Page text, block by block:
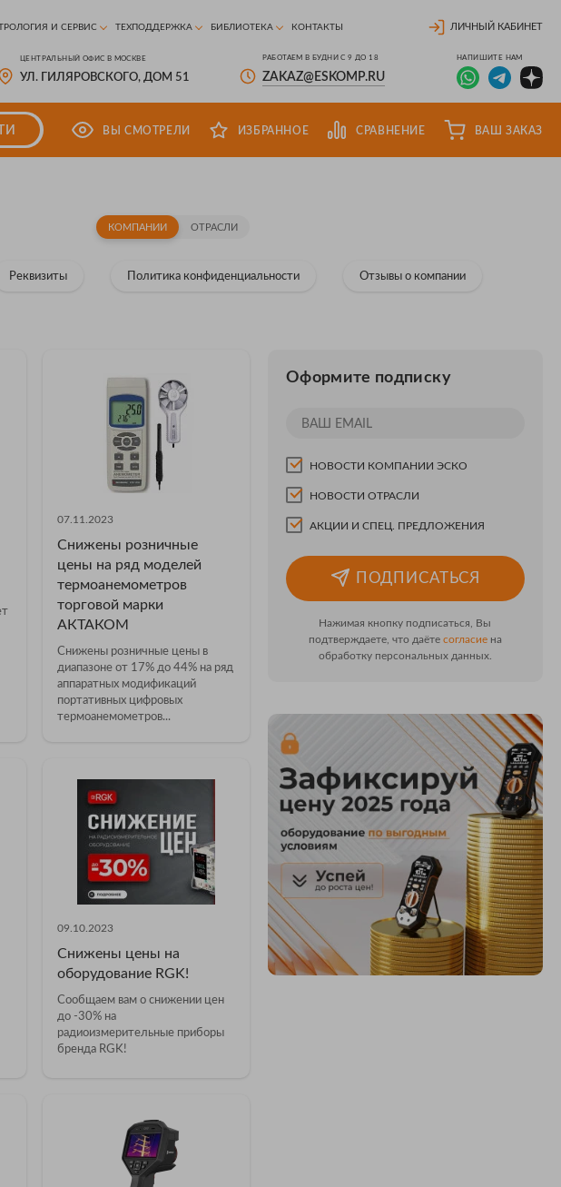
И СЕРВИС ТЕХПОДДЕРЖКА БИБЛИОТЕКА КОНТАКТЫ ЛИЧНЫЙ КАБИНЕТ
ЦЕНТРАЛЬНЫЙ ОФИС В МОСКВЕ
УЛ. ГИЛЯРОВСКОГО, ДОМ 51
РАБОТАЕМ В БУДНИ С 9 ДО 18
ZAKAZ@ESKOMP.RU
НАПИШИТЕ НАМ
ВЫ СМОТРЕЛИ ИЗБРАННОЕ СРАВНЕНИЕ ВАШ ЗАКАЗ
КОМПАНИИ ОТРАСЛИ
Реквизиты Политика конфиденциальности Отзывы о компании
07.11.2023
Снижены розничные
цены на ряд моделей
термоанемометров
торговой марки
АКТАКОМ
Снижены розничные цены в
диапазоне от 17% до 44% на ряд
аппаратных модификаций
портативных цифровых
термоанемометров...
09.10.2023
Снижены цены на
оборудование RGK!
Сообщаем вам о снижении цен
до -30% на
радиоизмерительные приборы
бренда RGK!
Оформите подписку
НОВОСТИ КОМПАНИИ ЭСКО
НОВОСТИ ОТРАСЛИ
АКЦИИ И СПЕЦ. ПРЕДЛОЖЕНИЯ
ПОДПИСАТЬСЯ
Нажимая кнопку подписаться, Вы
подтверждаете, что даёте согласиена
обработку персональных данных.